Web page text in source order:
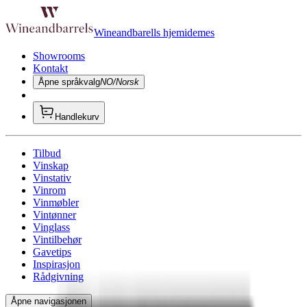
Wineandbarells hjemidemes
Showrooms
Kontakt
Åpne språkvalgNO/Norsk
Handlekurv
Tilbud
Vinskap
Vinstativ
Vinrom
Vinmøbler
Vintønner
Vinglass
Vintilbehør
Gavetips
Inspirasjon
Rådgivning
Åpne navigasjonen